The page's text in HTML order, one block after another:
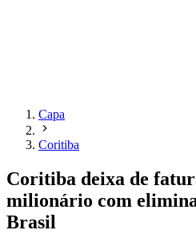
Capa
Coritiba
Coritiba deixa de
milionário com
Brasil